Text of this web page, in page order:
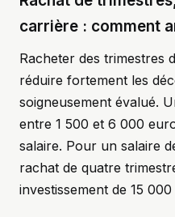
carrière : comment
Racheter des trimestres
réduire fortement les
soigneusement évalué.
entre 1 500 et 6 000
salaire. Pour un salaire
rachat de quatre
investissement de 15